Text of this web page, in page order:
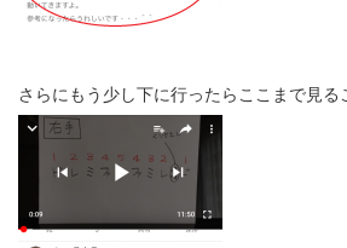
さらにもう少し下に行ったらここまで見る